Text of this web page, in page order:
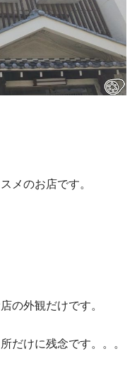
メのお店です。
の外観だけです。
だけに残念です。。。